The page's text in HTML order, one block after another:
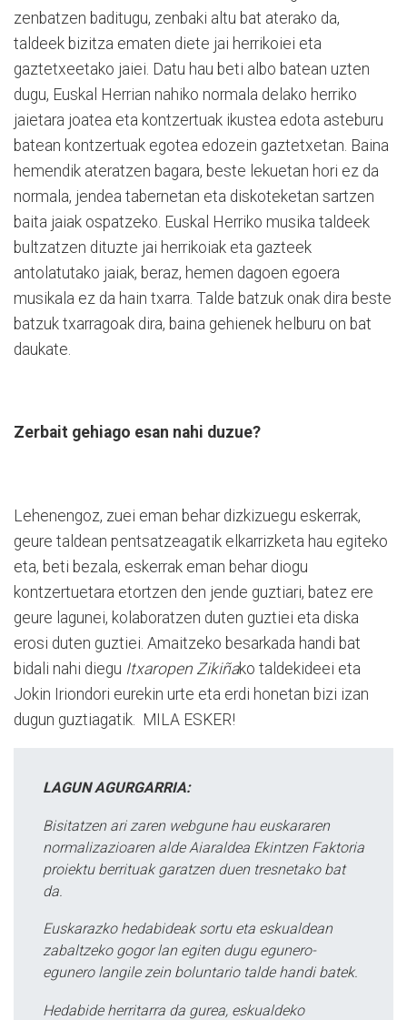
zenbatzen baditugu, zenbaki altu bat aterako da,
taldeek bizitza ematen diete jai herrikoiei eta
gaztetxeetako jaiei. Datu hau beti albo batean uzten
dugu, Euskal Herrian nahiko normala delako herriko
jaietara joatea eta kontzertuak ikustea edota asteburu
batean kontzertuak egotea edozein gaztetxetan. Baina
hemendik ateratzen bagara, beste lekuetan hori ez da
normala, jendea tabernetan eta diskoteketan sartzen
baita jaiak ospatzeko. Euskal Herriko musika taldeek
bultzatzen dituzte jai herrikoiak eta gazteek
antolatutako jaiak, beraz, hemen dagoen egoera
musikala ez da hain txarra. Talde batzuk onak dira beste
batzuk txarragoak dira, baina gehienek helburu on bat
daukate.
Zerbait gehiago esan nahi duzue?
Lehenengoz, zuei eman behar dizkizuegu eskerrak,
geure taldean pentsatzeagatik elkarrizketa hau egiteko
eta, beti bezala, eskerrak eman behar diogu
kontzertuetara etortzen den jende guztiari, batez ere
geure lagunei, kolaboratzen duten guztiei eta diska
erosi duten guztiei. Amaitzeko besarkada handi bat
bidali nahi diegu Itxaropen Zikiñako taldekideei eta
Jokin Iriondori eurekin urte eta erdi honetan bizi izan
dugun guztiagatik. MILA ESKER!
LAGUN AGURGARRIA:
Bisitatzen ari zaren webgune hau euskararen
normalizazioaren alde Aiaraldea Ekintzen Faktoria
proiektu berrituak garatzen duen tresnetako bat
da.
Euskarazko hedabideak sortu eta eskualdean
zabaltzeko gogor lan egiten dugu egunero-
egunero langile zein boluntario talde handi batek.
Hedabide herritarra da gurea, eskualdeko